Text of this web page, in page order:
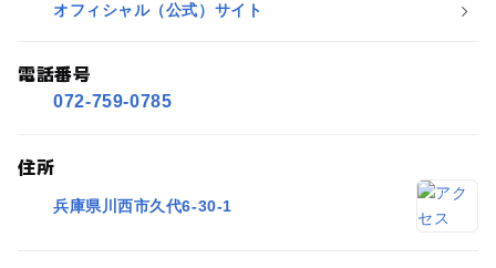
オフィシャル（公式）サイト
電話番号
072-759-0785
住所
兵庫県川西市久代6-30-1